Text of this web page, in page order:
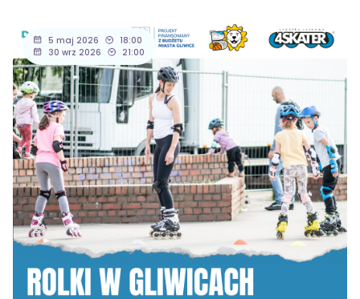
5 maj 2026
18:00
30 wrz 2026
21:00